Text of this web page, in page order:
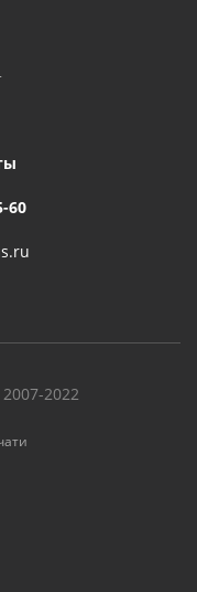
60
2022